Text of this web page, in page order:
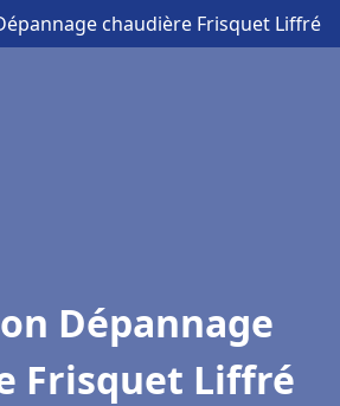
chaudière Frisquet Liffré
Dépannage
Frisquet Liffré